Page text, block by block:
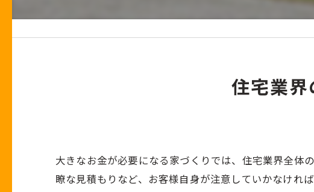
住宅業
大きなお金が必要になる家づくりでは、住宅業界全体
瞭な見積もりなど、お客様自身が注意していかなけれ